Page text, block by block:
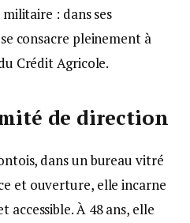
: dans ses
consacre pleinement à
Crédit Agricole.
de direction
dans un bureau vitré
et ouverture, elle incarne
À 48 ans, elle